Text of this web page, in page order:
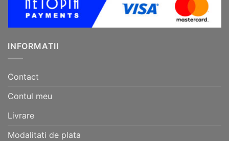
INFORMATII
Contact
Contul meu
Livrare
Modalitati de plata